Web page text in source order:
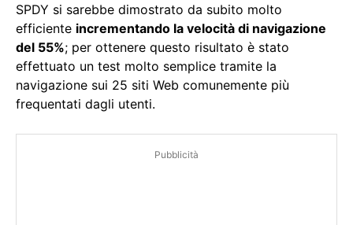
SPDY si sarebbe dimostrato da subito molto
efficiente incrementando la velocità di navigazione
del 55%; per ottenere questo risultato è stato
effettuato un test molto semplice tramite la
navigazione sui 25 siti Web comunemente più
frequentati dagli utenti.
Pubblicità